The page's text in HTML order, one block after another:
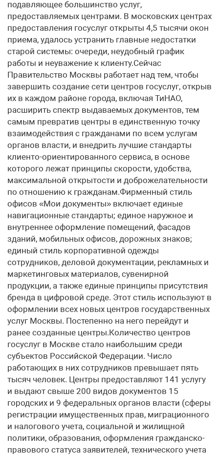
подавляющее большинство услуг,
предоставляемых центрами. В московских центрах
предоставления госуслуг открыты 4,5 тысячи окон
приема, удалось устранить главные недостатки
старой системы: очереди, неудобный график
работы и неуважение к клиенту.Сейчас
Правительство Москвы работает над тем, чтобы
завершить создание сети центров госуслуг, открыв
их в каждом районе города, включая ТиНАО,
расширить спектр выдаваемых документов, тем
самым превратив центры в единственную точку
взаимодействия с гражданами по всем услугам
органов власти, и внедрить лучшие стандарты
клиенто-ориентированного сервиса, в основе
которого лежат принципы скорости, удобства,
максимальной открытости и доброжелательности
по отношению к гражданам.Фирменный стиль
офисов «Мои документы» включает единые
навигационные стандарты; единое наружное и
внутреннее оформление помещений, фасадов
зданий, мобильных офисов, дорожных знаков;
единый стиль корпоративной одежды
сотрудников, деловой документации, рекламных и
маркетинговых материалов, сувенирной
продукции, а также единые принципы присутствия
бренда в цифровой среде. Этот стиль используют в
оформлении всех новых центров государственных
услуг Москвы. Постепенно на него перейдут и
ранее созданные центры.Количество центров
госуслуг в Москве стало наибольшим среди
субъектов Российской Федерации. Число
работающих в них сотрудников превышает пять
тысяч человек. Центры предоставляют 141 услугу
и выдают свыше 200 видов документов 15
городских и 9 федеральных органов власти (сферы
регистрации имущественных прав, миграционного
и налогового учета, социальной и жилищной
политики, образования, оформления гражданско-
правового статуса заявителей, технического учета